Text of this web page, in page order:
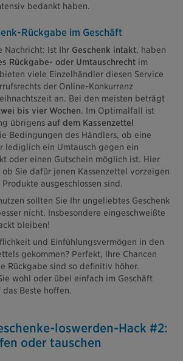
bedankt haben.
Rückgabe im Geschäft
Nachricht: Ist Ihr Geschenk intakt, haben
Rückgabe- oder Umtauschrecht im
viele Einzelhändler diesen Service
der Online-Konkurrenz
an. Bei den meisten beträgt
bis vier Wochen. Im Optimalfall ist
übrigens auf dem Kassenzettel
Bedingungen des Händlers, ob eine
lediglich ein Umtausch gegen ein
oder einen Gutschein möglich ist. Hier
Sie dafür jenen Kassenzettel vorzeigen
ausgeschlossen sind.
sollten Sie Ihr ungeliebtes Geschenk
nicht. Insbesondere eingeschweißte
bleiben!
und Einfühlungsvermögen in den
gekommen? Perfekt, Ihre Chancen
Rückgabe sind so definitiv höher.
wohl oder übel einfach im Geschäft
Beste hoffen.
loswerden-Hack #2:
oder tauschen